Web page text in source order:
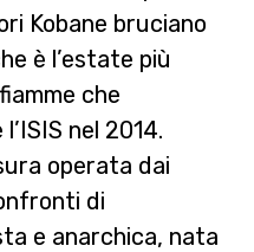
Kobane bruciano
è l’estate più
che
nel 2014.
operata dai
di
e anarchica, nata